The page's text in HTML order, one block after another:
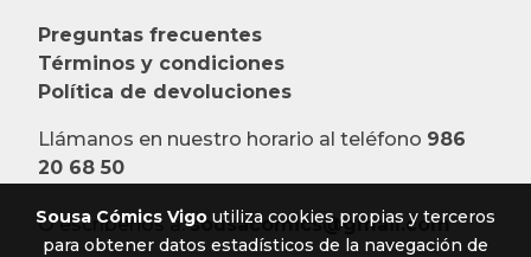
Preguntas frecuentes
Términos y condiciones
Política de devoluciones
Llámanos en nuestro horario al teléfono 986
20 68 50
O escríbenos a:sousacomics@gmail.com
Sousa Cómics Vigo utiliza cookies propias y terceros
para obtener datos estadísticos de la navegación de